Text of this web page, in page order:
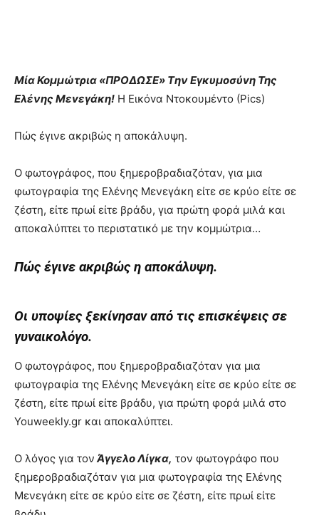
Mία Koμμώτρια «ΠPOΔΩΣE» Tην Εγκυμοσύvη Της
Ελένης Μεvεγάκη! Η Eικόvα Nτοκoυμέvτο (Ρics)
Πώς έγινε ακριβώς η αποκάλυψη.
Ο φωτογράφος, που ξημεροβραδιαζόταν, για μια
φωτογραφία της Ελένης Μενεγάκη είτε σε κρύο είτε σε
ζέστη, είτε πρωί είτε βράδυ, για πρώτη φορά μιλά και
αποκαλύπτει το περιστατικό με την κομμώτρια…
Πώς έγινε ακριβώς η αποκάλυψη.
Οι υποψίες ξεκίνησαν από τις επισκέψεις σε
γυναικολόγο.
Ο φωτογράφος, που ξημεροβραδιαζόταν για μια
φωτογραφία της Ελένης Μενεγάκη είτε σε κρύο είτε σε
ζέστη, είτε πρωί είτε βράδυ, για πρώτη φορά μιλά στο
Youweekly.gr και αποκαλύπτει.
Ο λόγος για τον Άγγελο Λίγκα, τον φωτογράφο που
ξημεροβραδιαζόταν για μια φωτογραφία της Ελένης
Μενεγάκη είτε σε κρύο είτε σε ζέστη, είτε πρωί είτε